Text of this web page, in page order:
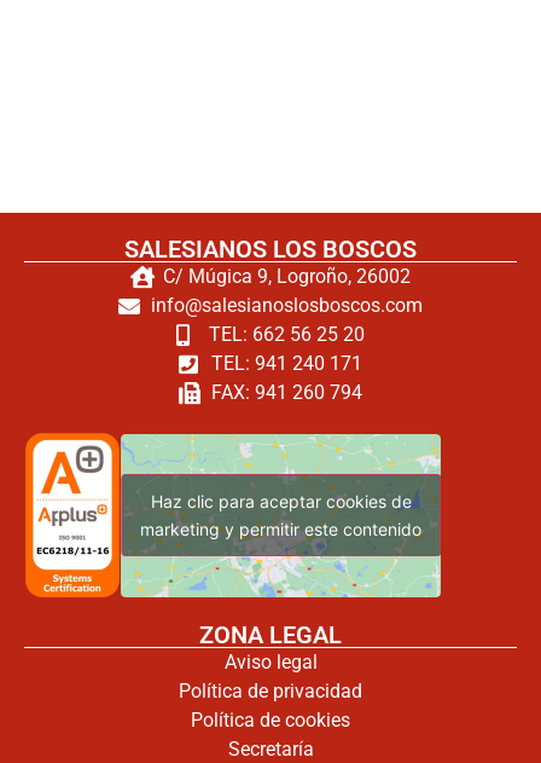
SALESIANOS LOS BOSCOS
C/ Múgica 9, Logroño, 26002
info@salesianoslosboscos.com
TEL: 662 56 25 20
TEL: 941 240 171
FAX: 941 260 794
Haz clic para aceptar cookies de
marketing y permitir este contenido
ZONA LEGAL
Aviso legal
Política de privacidad
Política de cookies
Secretaría